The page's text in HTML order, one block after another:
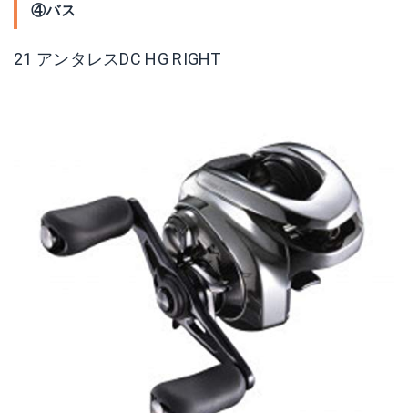
④バス
21 アンタレスDC HG RIGHT